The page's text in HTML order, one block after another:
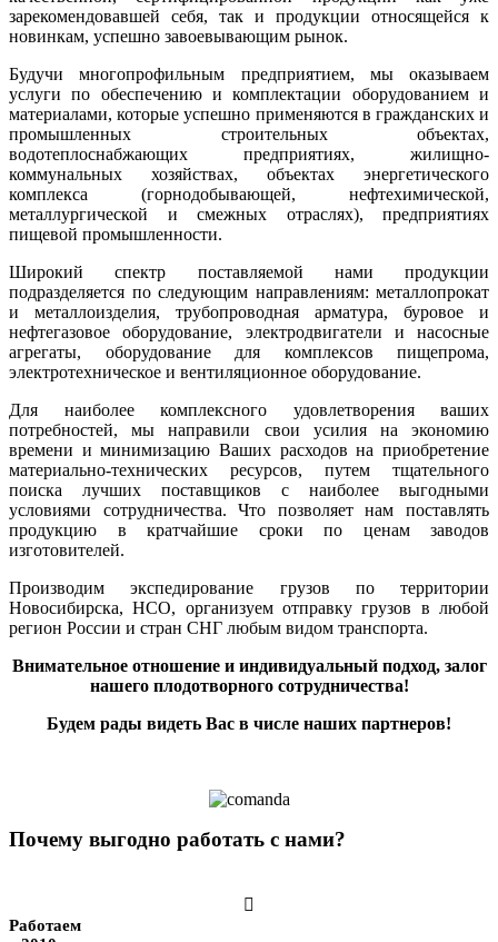
зарекомендовавшей себя, так и продукции относящейся к
новинкам, успешно завоевывающим рынок.
Будучи многопрофильным предприятием, мы оказываем
услуги по обеспечению и комплектации оборудованием и
материалами, которые успешно применяются в гражданских и
промышленных строительных объектах,
водотеплоснабжающих предприятиях, жилищно-
коммунальных хозяйствах, объектах энергетического
комплекса (горнодобывающей, нефтехимической,
металлургической и смежных отраслях), предприятиях
пищевой промышленности.
Широкий спектр поставляемой нами продукции
подразделяется по следующим направлениям: металлопрокат
и металлоизделия, трубопроводная арматура, буровое и
нефтегазовое оборудование, электродвигатели и насосные
агрегаты, оборудование для комплексов пищепрома,
электротехническое и вентиляционное оборудование.
Для наиболее комплексного удовлетворения ваших
потребностей, мы направили свои усилия на экономию
времени и минимизацию Ваших расходов на приобретение
материально-технических ресурсов, путем тщательного
поиска лучших поставщиков с наиболее выгодными
условиями сотрудничества. Что позволяет нам поставлять
продукцию в кратчайшие сроки по ценам заводов
изготовителей.
Производим экспедирование грузов по территории
Новосибирска, НСО, организуем отправку грузов в любой
регион России и стран СНГ любым видом транспорта.
Внимательное отношение и индивидуальный подход, залог
нашего плодотворного сотрудничества!
Будем рады видеть Вас в числе наших партнеров!
Почему выгодно работать с нами?

Работаем